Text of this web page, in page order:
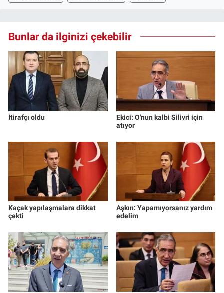
Bunlar da ilginizi çekebilir
İtirafçı oldu
Ekici: O'nun kalbi Silivri için
atıyor
Kaçak yapılaşmalara dikkat
çekti
Aşkın: Yapamıyorsanız yardım
edelim